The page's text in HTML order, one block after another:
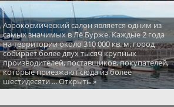
Аэрокосмический салон является одним из
самых значимых в Лё Бурже. Каждые 2 года
на территории около 310 000 кв. м. город
собирает более двух тысяч крупных
производителей, поставщиков, покупателей,
которые приезжают сюда из более
шестидесяти ... Открыть »